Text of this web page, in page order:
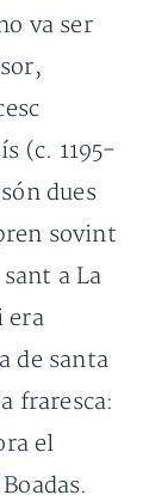
va ser
(c. 1195-
dues
sovint
a La
era
de santa
fraresca:
el